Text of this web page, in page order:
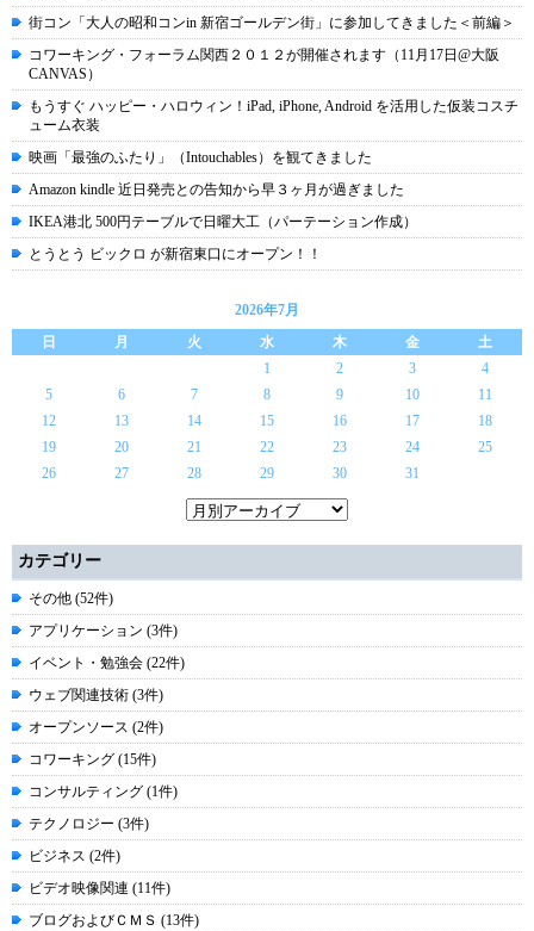
街コン「大人の昭和コンin 新宿ゴールデン街」に参加してきました＜前編＞
コワーキング・フォーラム関西２０１２が開催されます（11月17日@大阪
CANVAS）
もうすぐ ハッピー・ハロウィン！iPad, iPhone, Android を活用した仮装コスチ
ューム衣装
映画「最強のふたり」（Intouchables）を観てきました
Amazon kindle 近日発売との告知から早３ヶ月が過ぎました
IKEA港北 500円テーブルで日曜大工（パーテーション作成）
とうとう ビックロ が新宿東口にオープン！！
2026年7月
日
月 火 水 木 金
土
1
2 3
4
5
6 7 8 9 10
11
12
13 14 15 16 17
18
19
20 21 22 23 24
25
26
27 28 29 30 31
カテゴリー
その他 (52件)
アプリケーション (3件)
イベント・勉強会 (22件)
ウェブ関連技術 (3件)
オープンソース (2件)
コワーキング (15件)
コンサルティング (1件)
テクノロジー (3件)
ビジネス (2件)
ビデオ映像関連 (11件)
ブログおよびＣＭＳ (13件)